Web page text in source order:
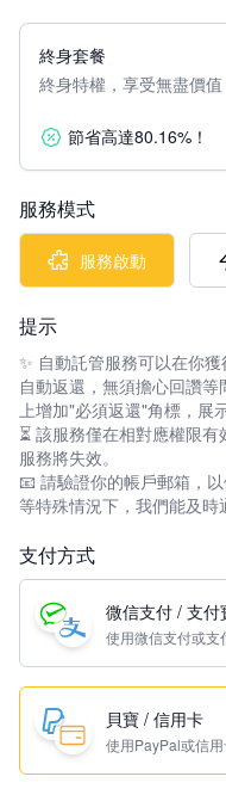
終身套餐
終身特權，享受無盡價值
節省高達80.16%！
服務模式
服務啟動
提示
✨ 自動託管服務可以在你
自動返還，無須擔心回讚
上增加"必須返還"角標，展
⏳ 該服務僅在相對應權限
服務將失效。
📧 請驗證你的帳戶郵箱，
等特殊情況下，我們能及時
支付方式
微信支付 / 支付
使用微信支付或支
貝寶 / 信用卡
使用PayPal或信